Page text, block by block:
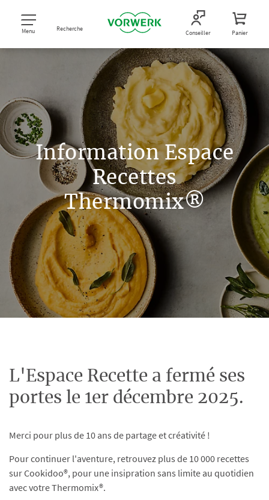
Menu Recherche Conseiller Panier
Information Espace
Recettes
Thermomix®
L'Espace Recette a fermé ses
portes le 1er décembre 2025.
Merci pour plus de 10 ans de partage et créativité !
Pour continuer l'aventure, retrouvez plus de 10 000 recettes
sur Cookidoo®, pour une insipration sans limite au quotidien
avec votre Thermomix®.